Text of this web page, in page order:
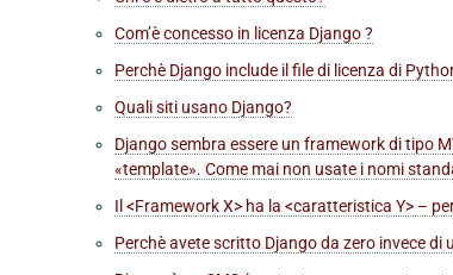
Com’è concesso in licenza Django ?
Perchè Django include il file di licenza di
Quali siti usano Django?
Django sembra essere un framework di tipo
«template». Come mai non usate i nomi
Il <Framework X> ha la <caratteristica Y> –
Perchè avete scritto Django da zero invece